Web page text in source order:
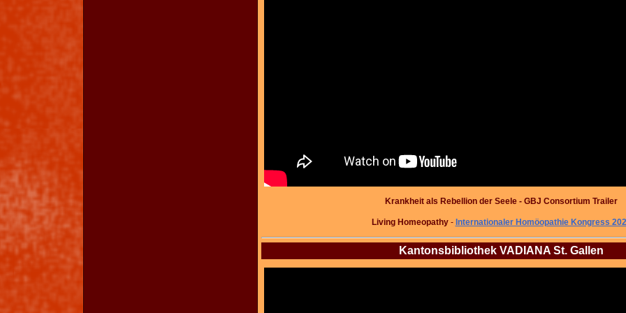
Krankheit als Rebellion der Seele - GBJ Consortium Trailer
Living Homeopathy - Internationaler Homöopathie Kongress
Kantonsbibliothek VADIANA St. Gallen